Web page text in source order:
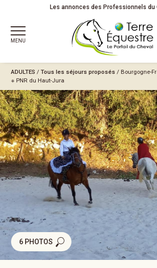
Les annonces des Professionnels du
MENU
ADULTES /Tous les séjours proposés / Bourgogne-
※ PNR du Haut-Jura
6 PHOTOS